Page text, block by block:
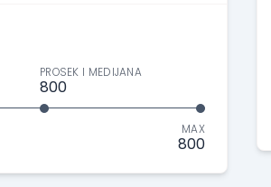
PROSEK I MEDIJANA
800
MAX
800